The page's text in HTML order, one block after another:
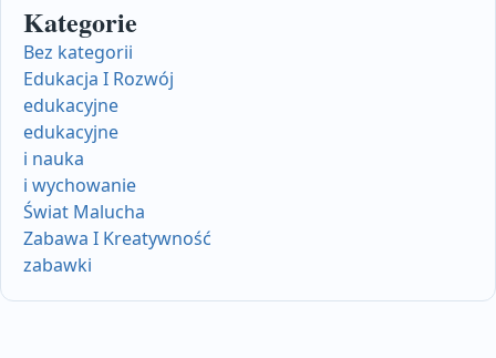
Kategorie
Bez kategorii
Edukacja I Rozwój
edukacyjne
edukacyjne
i nauka
i wychowanie
Świat Malucha
Zabawa I Kreatywność
zabawki